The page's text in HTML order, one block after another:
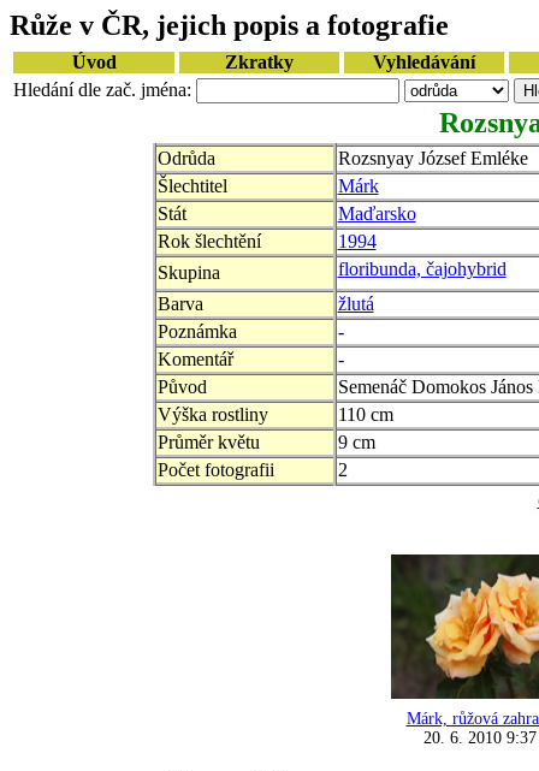
Růže v ČR, jejich popis a fotografie
Úvod Zkratky
Vyhledávání
Hledání dle zač. jména:
Odrůda
Rozsnyay József Emléke
Šlechtitel
Márk
Stát
Maďarsko
Rok šlechtění
1994
Skupina
floribunda, čajohybrid
Barva
žlutá
Poznámka
-
Komentář
-
Původ
Semenáč Domokos János
Výška rostliny
110 cm
Průměr květu
9 cm
Počet fotografii
2
Márk, růžová
20. 6. 2010 9:37